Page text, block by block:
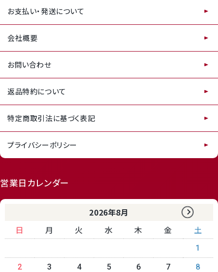
お支払い・発送について
会社概要
お問い合わせ
返品特約について
特定商取引法に基づく表記
プライバシーポリシー
営業日カレンダー
2026年8月
日
月 火 水 木 金 土
1
2 3 4 5 6 7 8